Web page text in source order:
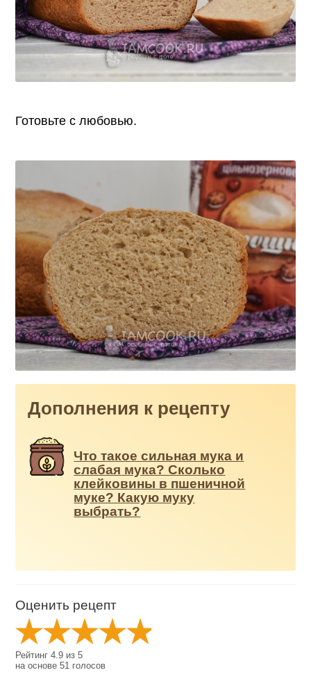
Готовьте с любовью.
Дополнения к рецепту
Что такое сильная мука и
слабая мука? Сколько
клейковины в пшеничной
муке? Какую муку
выбрать?
Оценить рецепт
Рейтинг4.9 из5
на основе51 голосов